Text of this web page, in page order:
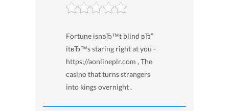
Fortune isnвЂ™t blind вЂ”
itвЂ™s staring right at you -
https://aonlineplr.com , The
casino that turns strangers
into kings overnight .